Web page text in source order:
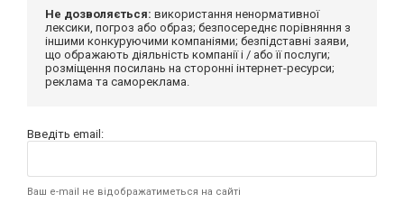
Не дозволяється: використання ненормативної
лексики, погроз або образ; безпосереднє порівняння з
іншими конкуруючими компаніями; безпідставні заяви,
що ображають діяльність компанії і / або її послуги;
розміщення посилань на сторонні інтернет-ресурси;
реклама та самореклама.
Введіть email:
Ваш e-mail не відображатиметься на сайті